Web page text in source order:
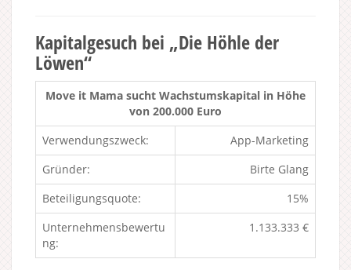
Kapitalgesuch bei „Die Höhle der
Löwen“
Move it Mama sucht Wachstumskapital in Höhe
von 200.000 Euro
Verwendungszweck:
App-Marketing
Gründer:
Birte Glang
Beteiligungsquote:
15%
Unternehmensbewertu
ng:
1.133.333 €